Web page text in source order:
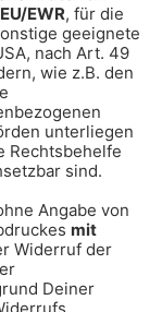
Haut